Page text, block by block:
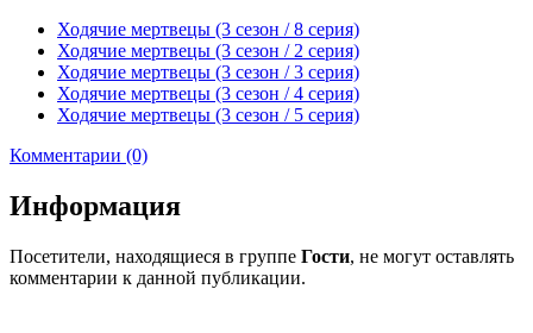
Ходячие мертвецы (3 сезон / 8 серия)
Ходячие мертвецы (3 сезон / 2 серия)
Ходячие мертвецы (3 сезон / 3 серия)
Ходячие мертвецы (3 сезон / 4 серия)
Ходячие мертвецы (3 сезон / 5 серия)
Комментарии (0)
Информация
Посетители, находящиеся в группе Гости, не могут оставлять
комментарии к данной публикации.